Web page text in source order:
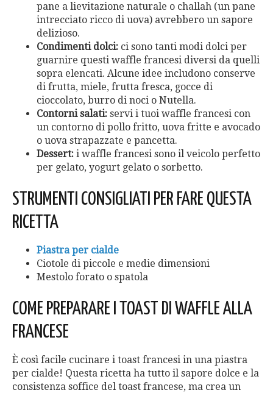
pane a lievitazione naturale o challah (un pane
intrecciato ricco di uova) avrebbero un sapore
delizioso.
Condimenti dolci: ci sono tanti modi dolci per
guarnire questi waffle francesi diversi da quelli
sopra elencati. Alcune idee includono conserve
di frutta, miele, frutta fresca, gocce di
cioccolato, burro di noci o Nutella.
Contorni salati: servi i tuoi waffle francesi con
un contorno di pollo fritto, uova fritte e avocado
o uova strapazzate e pancetta.
Dessert: i waffle francesi sono il veicolo perfetto
per gelato, yogurt gelato o sorbetto.
STRUMENTI CONSIGLIATI PER FARE QUESTA
RICETTA
Piastra per cialde
Ciotole di piccole e medie dimensioni
Mestolo forato o spatola
COME PREPARARE I TOAST DI WAFFLE ALLA
FRANCESE
È così facile cucinare i toast francesi in una piastra
per cialde! Questa ricetta ha tutto il sapore dolce e la
consistenza soffice del toast francese, ma crea un